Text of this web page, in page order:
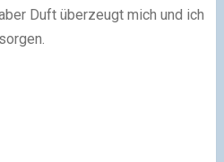
Duft überzeugt mich und ich